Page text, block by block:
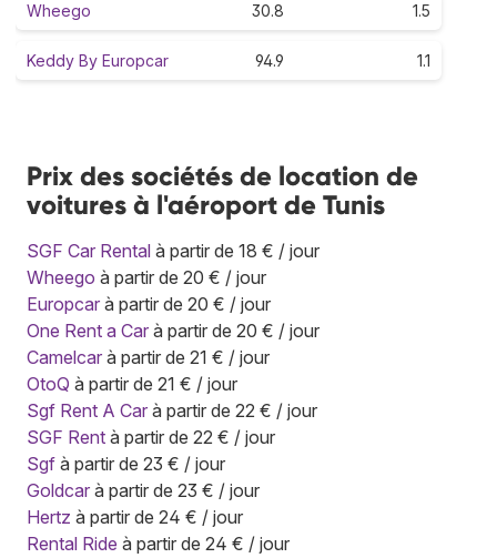
Wheego 30.8 1.5
Keddy By Europcar 94.9 1.1
Prix des sociétés de location de
voitures à l'aéroport de Tunis
SGF Car Rental à partir de 18 € / jour
Wheego à partir de 20 € / jour
Europcar à partir de 20 € / jour
One Rent a Car à partir de 20 € / jour
Camelcar à partir de 21 € / jour
OtoQ à partir de 21 € / jour
Sgf Rent A Car à partir de 22 € / jour
SGF Rent à partir de 22 € / jour
Sgf à partir de 23 € / jour
Goldcar à partir de 23 € / jour
Hertz à partir de 24 € / jour
Rental Ride à partir de 24 € / jour